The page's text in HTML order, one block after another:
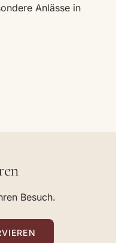
Anlässe in
Besuch.